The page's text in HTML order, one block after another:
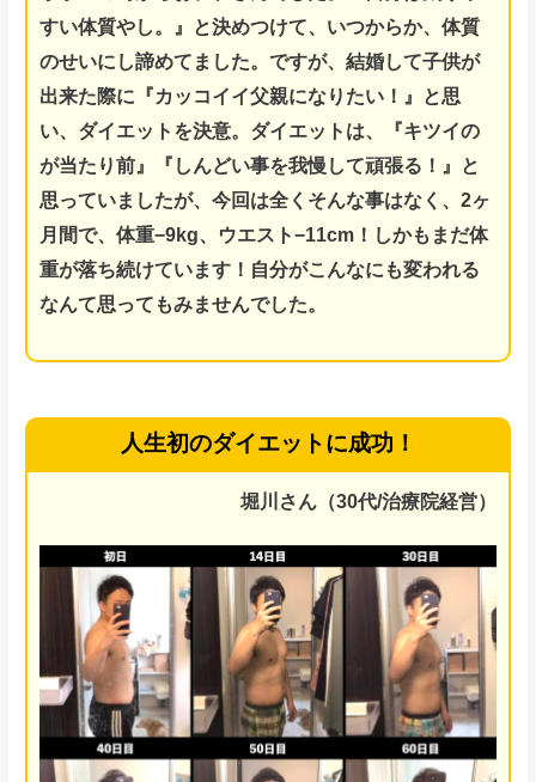
すい体質やし。』と決めつけて、 いつからか、体質
のせいにし諦めてました。ですが、結婚して子供が
出来た際に『カッコイイ父親になりたい！』と思
い、ダイエットを決意。 ダイエットは、『キツイの
が当たり前』『しんどい事を我慢して頑張る！』と
思っていましたが、今回は全くそんな事はなく、2ヶ
月間で、体重−9kg、ウエスト−11cm！しかもまだ体
重が落ち続けています！ 自分がこんなにも変われる
なんて思ってもみませんでした。
人生初のダイエットに成功！
堀川さん（30代/治療院経営）